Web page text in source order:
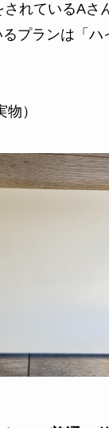
れているAさ
プランは「ハ
）